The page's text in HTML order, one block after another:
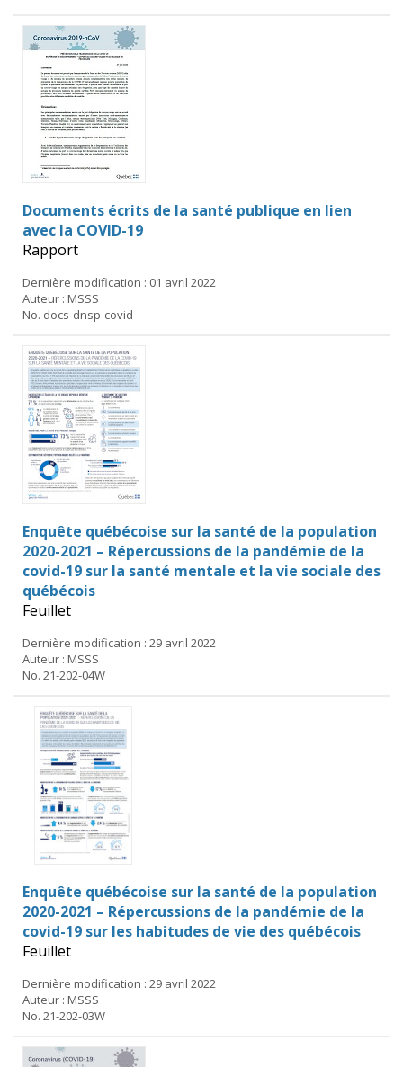
Documents écrits de la santé publique en lien
avec la COVID-19
Rapport
Dernière modification : 01 avril 2022
Auteur : MSSS
No. docs-dnsp-covid
Enquête québécoise sur la santé de la population
2020-2021 – Répercussions de la pandémie de la
covid-19 sur la santé mentale et la vie sociale des
québécois
Feuillet
Dernière modification : 29 avril 2022
Auteur : MSSS
No. 21-202-04W
Enquête québécoise sur la santé de la population
2020-2021 – Répercussions de la pandémie de la
covid-19 sur les habitudes de vie des québécois
Feuillet
Dernière modification : 29 avril 2022
Auteur : MSSS
No. 21-202-03W